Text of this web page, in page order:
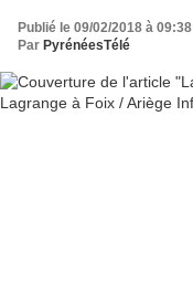
Publié le 09/02/2018 à 09:38
Par PyrénéesTélé